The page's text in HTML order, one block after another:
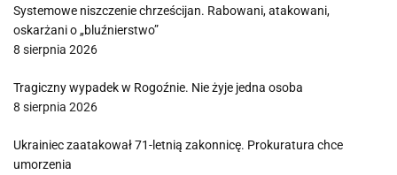
Systemowe niszczenie chrześcijan. Rabowani, atakowani,
oskarżani o „bluźnierstwo”
8 sierpnia 2026
Tragiczny wypadek w Rogoźnie. Nie żyje jedna osoba
8 sierpnia 2026
Ukrainiec zaatakował 71-letnią zakonnicę. Prokuratura chce
umorzenia